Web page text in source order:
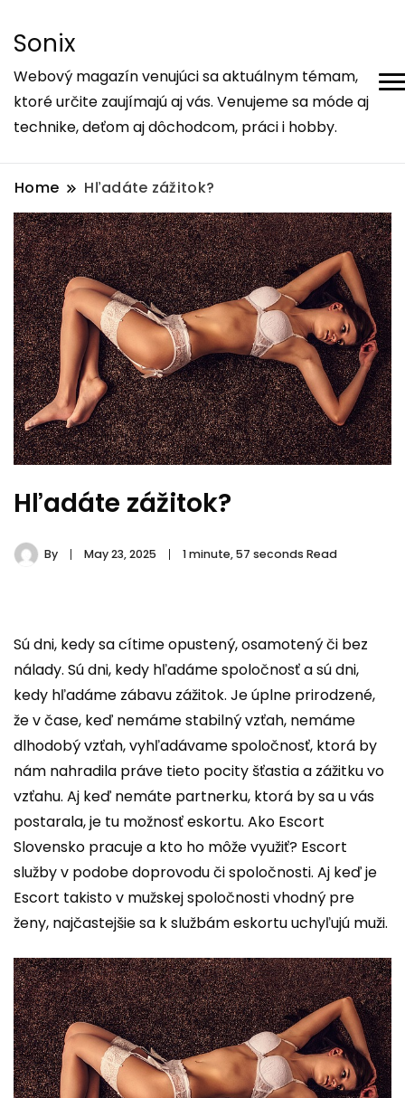
Sonix
Webový magazín venujúci sa aktuálnym témam,
ktoré určite zaujímajú aj vás. Venujeme sa móde aj
technike, deťom aj dôchodcom, práci i hobby.
Home Hľadáte zážitok?
Hľadáte zážitok?
By May 23, 2025 1 minute, 57 seconds Read
Sú dni, kedy sa cítime opustený, osamotený či bez
nálady. Sú dni, kedy hľadáme spoločnosť a sú dni,
kedy hľadáme zábavu zážitok. Je úplne prirodzené,
že v čase, keď nemáme stabilný vzťah, nemáme
dlhodobý vzťah, vyhľadávame spoločnosť, ktorá by
nám nahradila práve tieto pocity šťastia a zážitku vo
vzťahu. Aj keď nemáte partnerku, ktorá by sa u vás
postarala, je tu možnosť eskortu. Ako Escort
Slovensko pracuje a kto ho môže využiť? Escort
služby v podobe doprovodu či spoločnosti. Aj keď je
Escort takisto v mužskej spoločnosti vhodný pre
ženy, najčastejšie sa k službám eskortu uchyľujú muži.